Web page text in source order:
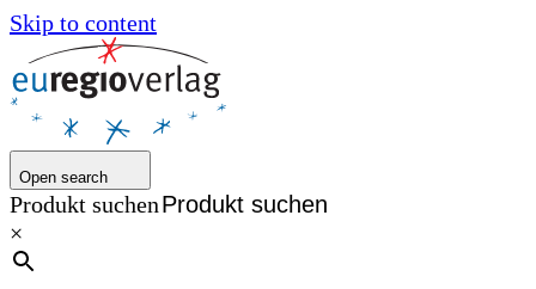
Skip to content
Open search
Produkt suchen
×